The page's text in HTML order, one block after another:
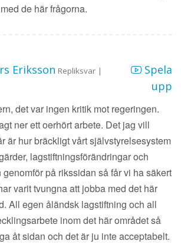
de här frågorna.
Eriksson Repliksvar |
Spela
upp
det var ingen kritik mot regeringen.
ner ett oerhört arbete. Det jag vill
är hur bräckligt vårt självstyrelsesystem
lagstiftningsförändringar och
genomför på rikssidan så får vi ha säkert
varit tvungna att jobba med det här
All egen åländsk lagstiftning och all
inom det här området så
åt sidan och det är ju inte acceptabelt.